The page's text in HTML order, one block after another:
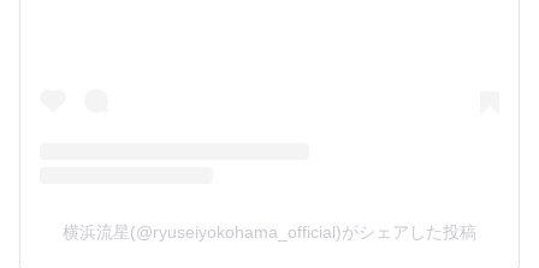
横浜流星(@ryuseiyokohama_official)がシェアした投稿